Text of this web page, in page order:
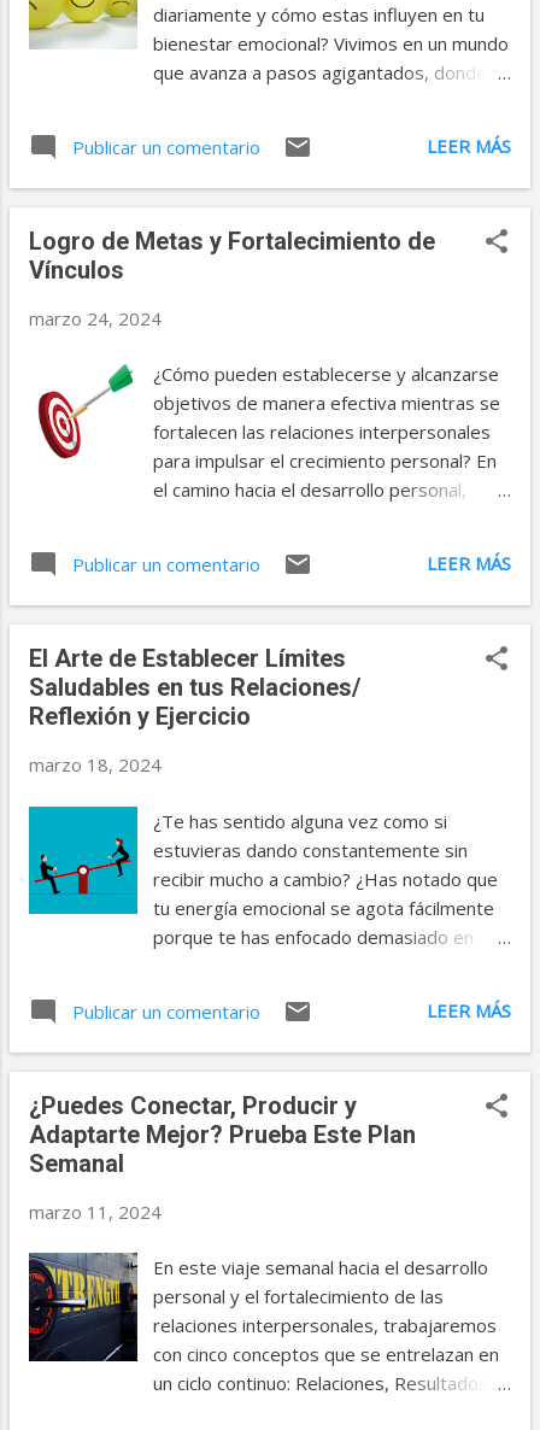
diariamente y cómo estas influyen en tu
bienestar emocional? Vivimos en un mundo
que avanza a pasos agigantados, donde
tiempo para reflexionar sobre el impacto
que estas tienen en nuestra vida. Sin
de satisfacción emocional y gratitud podría
búsqueda de crecimiento personal y la
profundos no solo nos guían en el camino
hacia una vida más plena y significativa,
sino que también nos conducen a una
profunda sensación de satisfacción. Al
entender y aplicar estos principios en
nuestra percepción del mundo y de
un estado de bienestar emocional
enriquecedor. El ejercicio de esta semana
se centra en ayudarte a desarr...
Publicar un comentario LEER MÁS
Logro de Metas y Fortalecimiento de
Vínculos
marzo 24, 2024
¿Cómo pueden establecerse y alcanzarse
objetivos de manera efectiva mientras se
fortalecen las relaciones interpersonales
para impulsar el crecimiento personal? En
el camino hacia el desarrollo personal,
nuestras relaciones interpersonales. Estas
dos áreas, aunque pueden parecer
profundamente entrelazadas y son
fundamentales para nuestro bienestar
general. La reflexión de esta semana
nuestras metas y profundizar nuestros
planificación, el enfoque y la determinación.
profundizar en esta reflexión. La Clave
para Concretar Objetivos Alcanzar
nuestros objetivos requiere más que
una estrategia clara y un compromiso
Debemos definir qué es lo que realmente
queremos alcanzar, asegurándonos ...
Publicar un comentario LEER MÁS
El Arte de Establecer Límites
Saludables en tus Relaciones/
Reflexión y Ejercicio
marzo 18, 2024
¿Te has sentido alguna vez como si
estuvieras dando constantemente sin
recibir mucho a cambio? ¿Has notado que
tu energía emocional se agota fácilmente
porque te has enfocado demasiado en
experimentando los efectos de no
establecer límites saludables en tus
encontramos extendiéndonos más allá de
nuestras capacidades para apoyar a
gratificante, es fundamental recordar la
propio bienestar emocional en el proceso.
El primer paso para establecer límites
saludables en tus relaciones es reconocer
tu propio valor y la necesidad de cuidarte a
ti mismo/a. Si constantemente has dado
Publicar un comentario LEER MÁS
¿Puedes Conectar, Producir y
Adaptarte Mejor? Prueba Este Plan
Semanal
marzo 11, 2024
En este viaje semanal hacia el desarrollo
personal y el fortalecimiento de las
relaciones interpersonales, trabajaremos
con cinco conceptos que se entrelazan en
un ciclo continuo: Relaciones, Resultados,